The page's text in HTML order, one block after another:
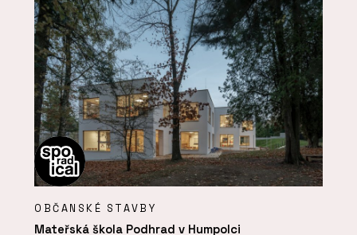
OBČANSKÉ STAVBY
Mateřská škola Podhrad v Humpolci